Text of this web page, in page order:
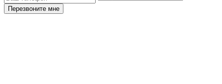
Перезвоните мне